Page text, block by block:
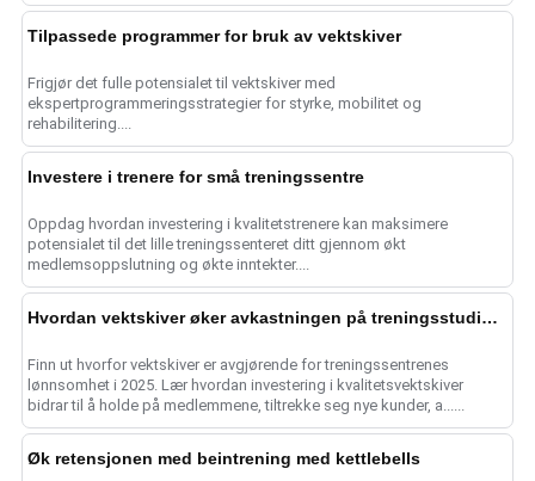
Tilpassede programmer for bruk av vektskiver
Frigjør det fulle potensialet til vektskiver med
ekspertprogrammeringsstrategier for styrke, mobilitet og
rehabilitering....
Investere i trenere for små treningssentre
Oppdag hvordan investering i kvalitetstrenere kan maksimere
potensialet til det lille treningssenteret ditt gjennom økt
medlemsoppslutning og økte inntekter....
Hvordan vektskiver øker avkastningen på treningsstudioet i 2025
Finn ut hvorfor vektskiver er avgjørende for treningssentrenes
lønnsomhet i 2025. Lær hvordan investering i kvalitetsvektskiver
bidrar til å holde på medlemmene, tiltrekke seg nye kunder, a......
Øk retensjonen med beintrening med kettlebells